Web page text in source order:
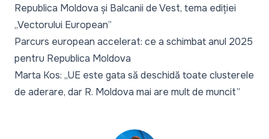
Republica Moldova și Balcanii de Vest, tema ediției
„Vectorului European”
Parcurs european accelerat: ce a schimbat anul 2025
pentru Republica Moldova
Marta Kos: „UE este gata să deschidă toate clusterele
de aderare, dar R. Moldova mai are mult de muncit”